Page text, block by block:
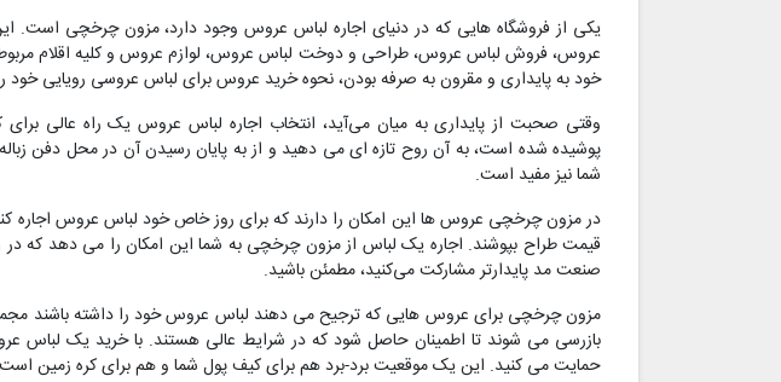
یکی از فروشگاه هایی که در دنیای اجاره لباس عروس وجود دارد، مزون چرخچی است.
عروس، فروش لباس عروس، طراحی و دوخت لباس عروس، لوازم عروس و کلیه اقلام
خود به پایداری و مقرون به صرفه بودن، نحوه خرید عروس برای لباس عروسی رویایی خود
وقتی صحبت از پایداری به میان می‌آید، انتخاب اجاره لباس عروس یک راه عالی
پوشیده شده است، به آن روح تازه ای می دهید و از به پایان رسیدن آن در محل دفن
شما نیز مفید است.
در مزون چرخچی عروس ها این امکان را دارند که برای روز خاص خود لباس عروس
قیمت طراح بپوشند. اجاره یک لباس از مزون چرخچی به شما این امکان را می دهد که در
صنعت مد پایدارتر مشارکت می‌کنید، مطمئن باشید.
مزون چرخچی برای عروس هایی که ترجیح می دهند لباس عروس خود را داشته باشند
بازرسی می شوند تا اطمینان حاصل شود که در شرایط عالی هستند. با خرید یک لباس
حمایت می کنید. این یک موقعیت برد-برد هم برای کیف پول شما و هم برای کره زمین